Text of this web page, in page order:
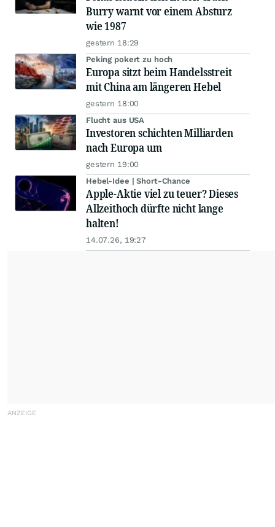
Burry warnt vor einem Absturz
wie 1987
gestern 18:29
Peking pokert zu hoch
Europa sitzt beim Handelsstreit
mit China am längeren Hebel
gestern 18:00
Flucht aus USA
Investoren schichten Milliarden
nach Europa um
gestern 19:00
Hebel-Idee | Short-Chance
Apple-Aktie viel zu teuer? Dieses
Allzeithoch dürfte nicht lange
halten!
14.07.26, 19:27